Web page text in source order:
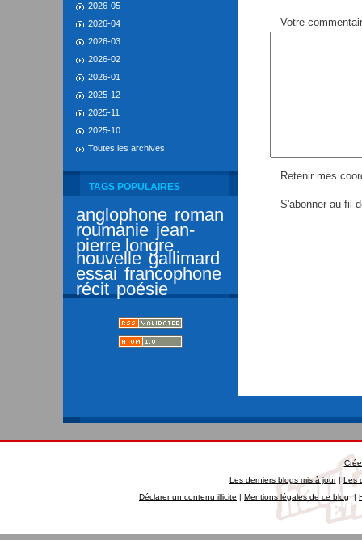
2026-05
2026-04
2026-03
2026-02
2026-01
2025-12
2025-11
2025-10
Toutes les archives
TAGS POPULAIRES
anglophone roman
roumanie jean-
pierre longre
nouvelle gallimard
essai francophone
récit poésie
Votre
Retenir mes
S'abonner au fil
Les derniers blogs mis à jour|Les
Déclarer un contenu illicite | Mentions légales de ce blog|